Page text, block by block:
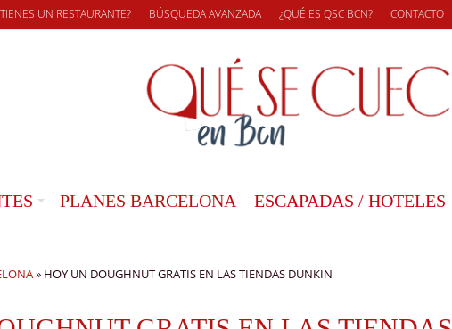
UN RESTAURANTE? BÚSQUEDA AVANZADA ¿QUÉ ES QSC BCN? CONTACTO
PLANES BARCELONA ESCAPADAS / HOTELES
» HOY UN DOUGHNUT GRATIS EN LAS TIENDAS DUNKIN